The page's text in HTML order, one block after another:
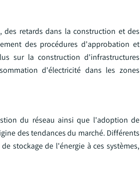
des retards dans la construction et des
des procédures d'approbation et
sur la construction d'infrastructures
d'électricité dans les zones
du réseau ainsi que l'adoption de
des tendances du marché. Différents
stockage de l'énergie à ces systèmes,